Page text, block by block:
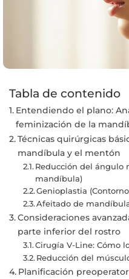
Tabla de contenido
Entendiendo el plano:
feminización de la
Técnicas quirúrgicas
mandíbula y el mentón
Reducción del ángulo
mandíbula)
Genioplastia
Afeitado de
Consideraciones
parte inferior del rostro
Cirugía V-Line: Cómo
Reducción del
Planificación